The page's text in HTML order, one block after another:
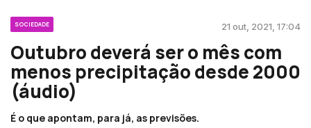
SOCIEDADE 21 out, 2021, 17:04
Outubro deverá ser o mês com
menos precipitação desde 2000
(áudio)
É o que apontam, para já, as previsões.